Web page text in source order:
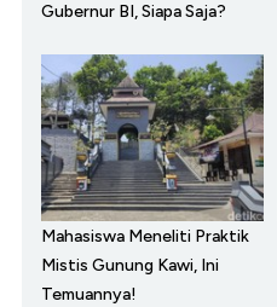
Gubernur BI, Siapa Saja?
Mahasiswa Meneliti Praktik
Mistis Gunung Kawi, Ini
Temuannya!